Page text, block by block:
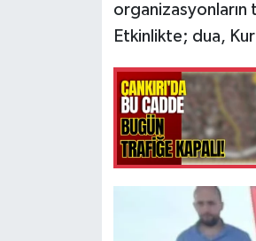
organizasyonların
Etkinlikte; dua,